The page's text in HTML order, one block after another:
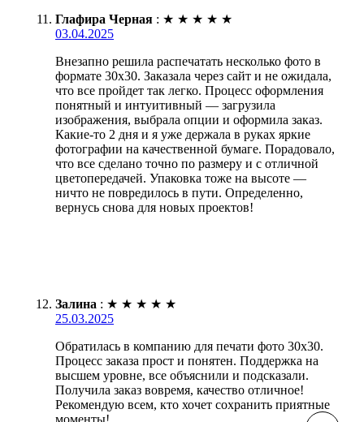
Глафира Черная : ★ ★ ★ ★ ★
03.04.2025
Внезапно решила распечатать несколько фото в
формате 30х30. Заказала через сайт и не ожидала,
что все пройдет так легко. Процесс оформления
понятный и интуитивный — загрузила
изображения, выбрала опции и оформила заказ.
Какие-то 2 дня и я уже держала в руках яркие
фотографии на качественной бумаге. Порадовало,
что все сделано точно по размеру и с отличной
цветопередачей. Упаковка тоже на высоте —
ничто не повредилось в пути. Определенно,
вернусь снова для новых проектов!
Залина : ★ ★ ★ ★ ★
25.03.2025
Обратилась в компанию для печати фото 30х30.
Процесс заказа прост и понятен. Поддержка на
высшем уровне, все объяснили и подсказали.
Получила заказ вовремя, качество отличное!
Рекомендую всем, кто хочет сохранить приятные
моменты!